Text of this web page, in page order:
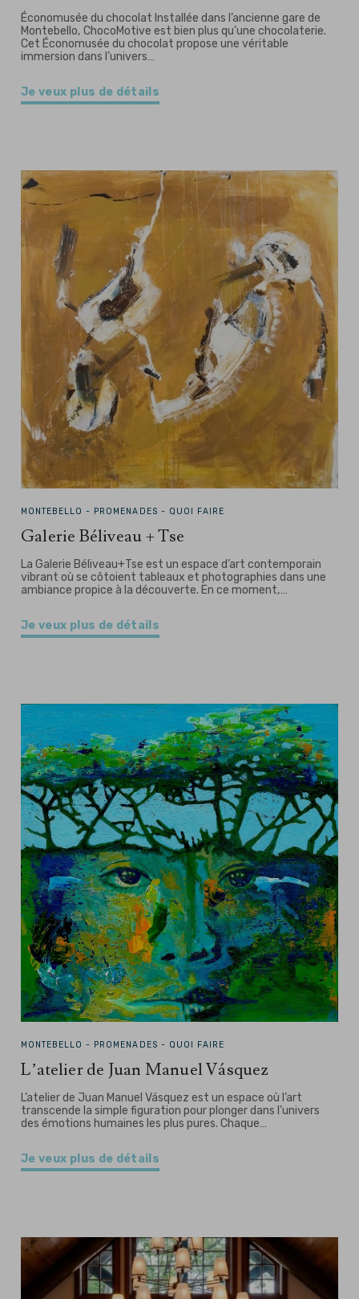
Économusée du chocolat Installée dans l’ancienne gare de
Montebello, ChocoMotive est bien plus qu’une chocolaterie.
Cet Économusée du chocolat propose une véritable
immersion dans l’univers…
Je veux plus de détails
MONTEBELLO - PROMENADES - QUOI FAIRE
Galerie Béliveau + Tse
La Galerie Béliveau+Tse est un espace d’art contemporain
vibrant où se côtoient tableaux et photographies dans une
ambiance propice à la découverte. En ce moment,…
Je veux plus de détails
MONTEBELLO - PROMENADES - QUOI FAIRE
L’atelier de Juan Manuel Vásquez
L’atelier de Juan Manuel Vásquez est un espace où l’art
transcende la simple figuration pour plonger dans l’univers
des émotions humaines les plus pures. Chaque…
Je veux plus de détails